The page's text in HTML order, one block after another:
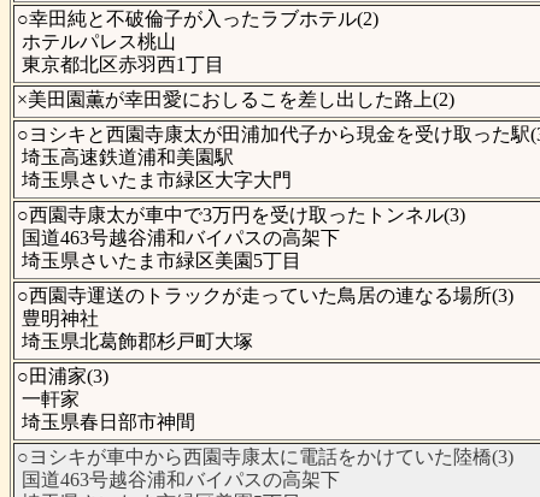
○幸田純と不破倫子が入ったラブホテル(2)
ホテルパレス桃山
東京都北区赤羽西1丁目
×美田園薫が幸田愛におしるこを差し出した路上(2)
○ヨシキと西園寺康太が田浦加代子から現金を受け取った駅
埼玉高速鉄道浦和美園駅
埼玉県さいたま市緑区大字大門
○西園寺康太が車中で3万円を受け取ったトンネル(3)
国道463号越谷浦和バイパスの高架下
埼玉県さいたま市緑区美園5丁目
○西園寺運送のトラックが走っていた鳥居の連なる場所(3)
豊明神社
埼玉県北葛飾郡杉戸町大塚
○田浦家(3)
一軒家
埼玉県春日部市神間
○ヨシキが車中から西園寺康太に電話をかけていた陸橋(3)
国道463号越谷浦和バイパスの高架下